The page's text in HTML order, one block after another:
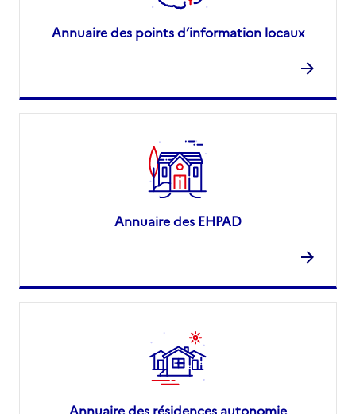
Annuaire des points d’information locaux
Annuaire des EHPAD
Annuaire des résidences autonomie